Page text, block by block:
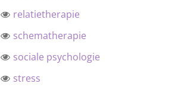
relatietherapie
schematherapie
sociale psychologie
stress